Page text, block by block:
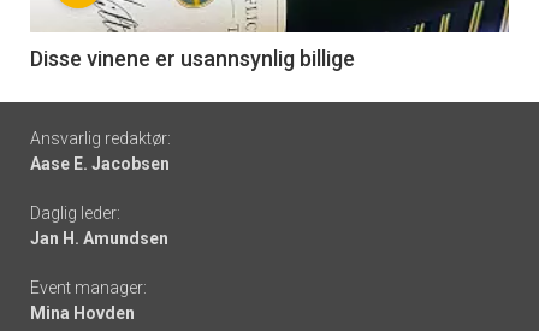
6
Disse vinene er usannsynlig billige
Footer
-
links
Ansvarlig redaktør:
Aase E. Jacobsen
Daglig leder:
Jan H. Amundsen
Event manager:
Mina Hovden